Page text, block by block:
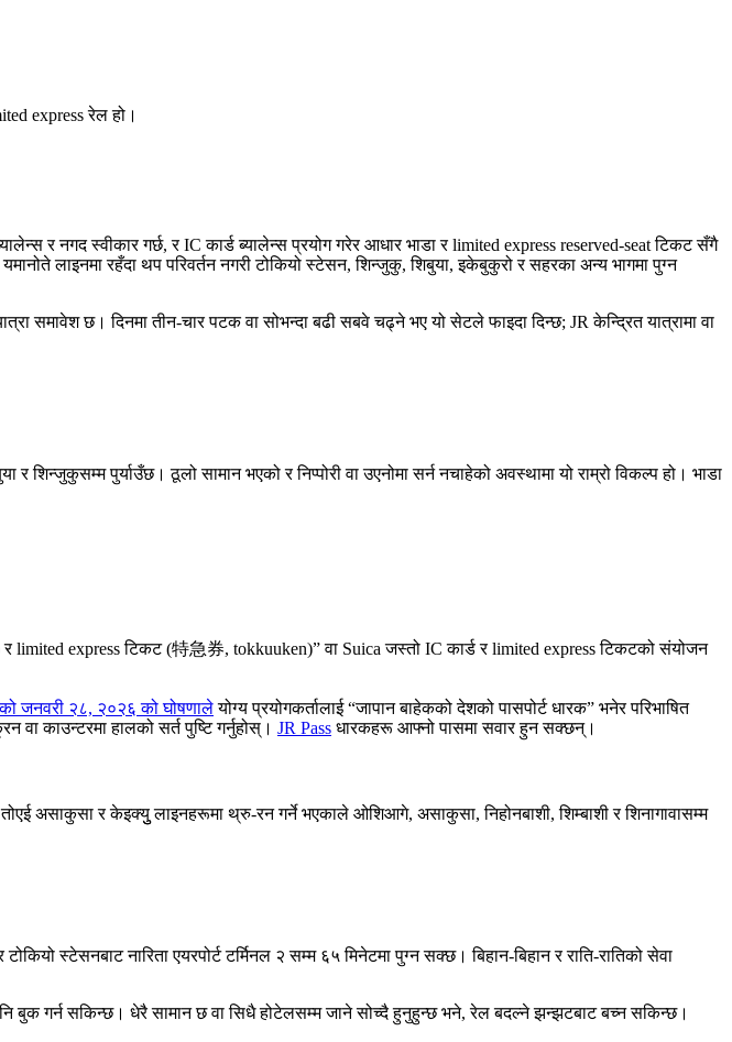
express रेल हो।
र नगद स्वीकार गर्छ, र IC कार्ड ब्यालेन्स प्रयोग गरेर आधार भाडा र limited express reserved-seat टिकट सँगै
लाइनमा रहँदा थप परिवर्तन नगरी टोकियो स्टेसन, शिन्जुकु, शिबुया, इकेबुकुरो र सहरका अन्य भागमा पुग्न
समावेश छ। दिनमा तीन-चार पटक वा सोभन्दा बढी सबवे चढ्ने भए यो सेटले फाइदा दिन्छ; JR केन्द्रित यात्रामा वा
शिन्जुकुसम्म पुर्याउँछ। ठूलो सामान भएको र निप्पोरी वा उएनोमा सर्न नचाहेको अवस्थामा यो राम्रो विकल्प हो। भाडा
limited express टिकट (特急券, tokkuuken)” वा Suica जस्तो IC कार्ड र limited express टिकटको संयोजन
जनवरी २८, २०२६ को घोषणालेयोग्य प्रयोगकर्तालाई “जापान बाहेकको देशको पासपोर्ट धारक” भनेर परिभाषित
काउन्टरमा हालको सर्त पुष्टि गर्नुहोस्। JR Pass धारकहरू आफ्नो पासमा सवार हुन सक्छन्।
असाकुसा र केइक्युु लाइनहरूमा थ्रु-रन गर्ने भएकाले ओशिआगे, असाकुसा, निहोनबाशी, शिम्बाशी र शिनागावासम्म
स्टेसनबाट नारिता एयरपोर्ट टर्मिनल २ सम्म ६५ मिनेटमा पुग्न सक्छ। बिहान-बिहान र राति-रातिको सेवा
बुक गर्न सकिन्छ। धेरै सामान छ वा सिधै होटेलसम्म जाने सोच्दै हुनुहुन्छ भने, रेल बदल्ने झन्झटबाट बच्न सकिन्छ।